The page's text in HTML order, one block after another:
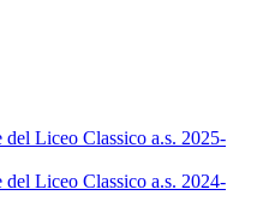
Liceo Classico a.s. 2025-
Liceo Classico a.s. 2024-